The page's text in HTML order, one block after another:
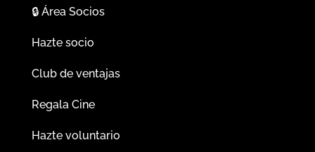
🔒Área Socios
Hazte socio
Club de ventajas
Regala Cine
Hazte voluntario